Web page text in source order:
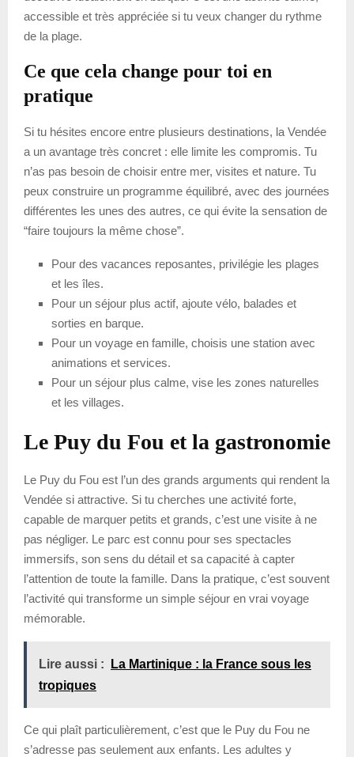
accessible et très appréciée si tu veux changer du rythme
de la plage.
Ce que cela change pour toi en
pratique
Si tu hésites encore entre plusieurs destinations, la Vendée
a un avantage très concret : elle limite les compromis. Tu
n’as pas besoin de choisir entre mer, visites et nature. Tu
peux construire un programme équilibré, avec des journées
différentes les unes des autres, ce qui évite la sensation de
“faire toujours la même chose”.
Pour des vacances reposantes, privilégie les plages
et les îles.
Pour un séjour plus actif, ajoute vélo, balades et
sorties en barque.
Pour un voyage en famille, choisis une station avec
animations et services.
Pour un séjour plus calme, vise les zones naturelles
et les villages.
Le Puy du Fou et la gastronomie
Le Puy du Fou est l’un des grands arguments qui rendent la
Vendée si attractive. Si tu cherches une activité forte,
capable de marquer petits et grands, c’est une visite à ne
pas négliger. Le parc est connu pour ses spectacles
immersifs, son sens du détail et sa capacité à capter
l’attention de toute la famille. Dans la pratique, c’est souvent
l’activité qui transforme un simple séjour en vrai voyage
mémorable.
Lire aussi :
La Martinique : la France sous les
tropiques
Ce qui plaît particulièrement, c’est que le Puy du Fou ne
s’adresse pas seulement aux enfants. Les adultes y